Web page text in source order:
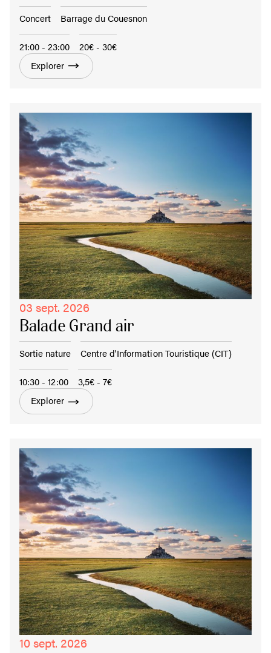
Concert Barrage du Couesnon
21:00 - 23:00
20€ - 30€
Explorer
03 sept. 2026
Balade Grand air
Sortie nature Centre d'Information Touristique (CIT)
10:30 - 12:00
3,5€ - 7€
Explorer
10 sept. 2026